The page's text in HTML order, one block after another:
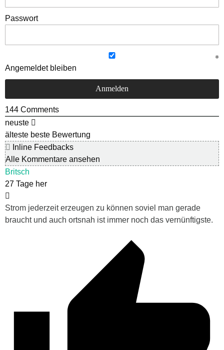
Passwort
Angemeldet bleiben
144 Comments
neuste
älteste beste Bewertung
Inline Feedbacks
Alle Kommentare ansehen
Britsch
27 Tage her
Strom jederzeit erzeugen zu können soviel man gerade
braucht und auch ortsnah ist immer noch das vernünftigste.